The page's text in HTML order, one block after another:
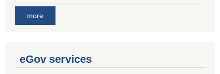
more
eGov services